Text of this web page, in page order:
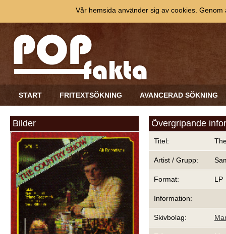
START FRITEXTSÖKNING AVANCERAD SÖKNING
Bilder Övergripande
Titel:
Artist / Grupp:
Format: LP
Information:
Skivbolag:
Vår hemsida använder sig av cookies.